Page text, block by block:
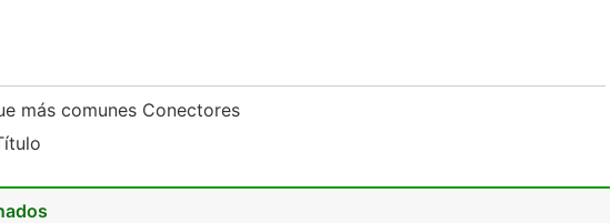
más comunes Conectores